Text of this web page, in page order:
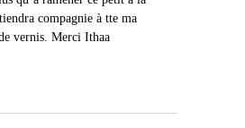
compagnie à tte ma
vernis. Merci Ithaa